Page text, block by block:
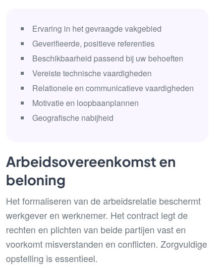
Ervaring in het gevraagde vakgebied
Geverifieerde, positieve referenties
Beschikbaarheid passend bij uw behoeften
Vereiste technische vaardigheden
Relationele en communicatieve vaardigheden
Motivatie en loopbaanplannen
Geografische nabijheid
Arbeidsovereenkomst en
beloning
Het formaliseren van de arbeidsrelatie beschermt
werkgever en werknemer. Het contract legt de
rechten en plichten van beide partijen vast en
voorkomt misverstanden en conflicten. Zorgvuldige
opstelling is essentieel.